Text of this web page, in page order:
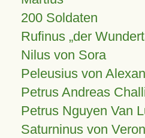
200 Soldaten
Rufinus „der
Nilus von Sora
Peleusius von
Petrus Andreas
Petrus Nguyen Van
Saturninus von